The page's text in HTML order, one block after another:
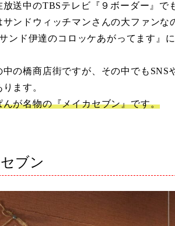
送中のTBSテレビ『９ボーダー』で
サンドウィッチマンさんの大ファン
ンド伊達のコロッケあがってます』
中の橋商店街ですが、その中でもSNS
ます。
んが名物の『メイカセブン』です。
ブン